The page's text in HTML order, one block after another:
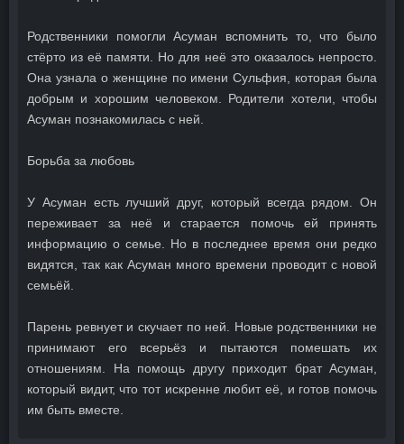
Родственники помогли Асуман вспомнить то, что было
стёрто из её памяти. Но для неё это оказалось непросто.
Она узнала о женщине по имени Сульфия, которая была
добрым и хорошим человеком. Родители хотели, чтобы
Асуман познакомилась с ней.
Борьба за любовь
У Асуман есть лучший друг, который всегда рядом. Он
переживает за неё и старается помочь ей принять
информацию о семье. Но в последнее время они редко
видятся, так как Асуман много времени проводит с новой
семьёй.
Парень ревнует и скучает по ней. Новые родственники не
принимают его всерьёз и пытаются помешать их
отношениям. На помощь другу приходит брат Асуман,
который видит, что тот искренне любит её, и готов помочь
им быть вместе.